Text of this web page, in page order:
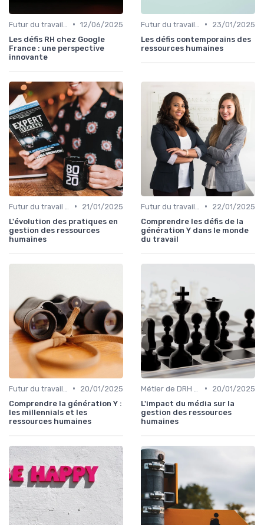
• 12/06/2025
Les défis RH chez Google
France : une perspective
innovante
•
23/01/2025
Les défis contemporains des
ressources humaines
•
21/01/2025
L'évolution des pratiques en
gestion des ressources
humaines
•
22/01/2025
Comprendre les défis de la
génération Y dans le monde
du travail
•
20/01/2025
Comprendre la génération Y :
les millennials et les
ressources humaines
•
20/01/2025
L'impact du média sur la
gestion des ressources
humaines